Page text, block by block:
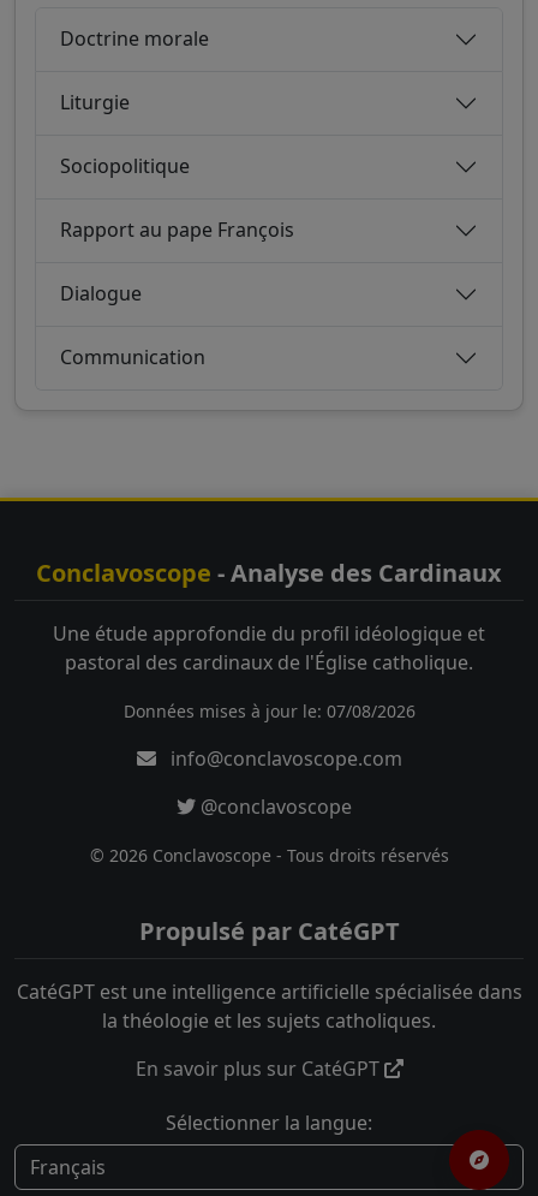
Doctrine morale
Liturgie
Sociopolitique
Rapport au pape François
Dialogue
Communication
Conclavoscope - Analyse des Cardinaux
Une étude approfondie du profil idéologique et
pastoral des cardinaux de l'Église catholique.
Données mises à jour le: 07/08/2026
info@conclavoscope.com
@conclavoscope
© 2026 Conclavoscope - Tous droits réservés
Propulsé par CatéGPT
CatéGPT est une intelligence artificielle spécialisée dans
la théologie et les sujets catholiques.
En savoir plus sur CatéGPT
Sélectionner la langue: